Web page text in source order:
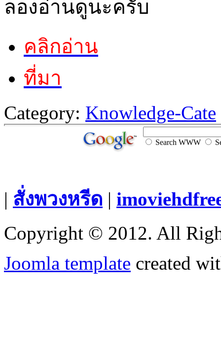
ลองอ่านดูนะครับ
คลิกอ่าน
ที่มา
Category: Knowledge-Cate
Search WWW
| สั่งพวงหรีด |
Copyright © 2012. All
Joomla template created